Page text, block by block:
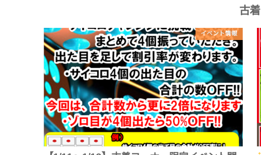
古着
イベント情報